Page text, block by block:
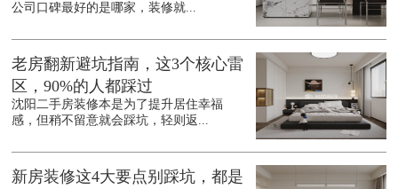
公司口碑最好的是哪家，装修就...
老房翻新避坑指南，这3个核心雷
区，90%的人都踩过
沈阳二手房装修本是为了提升居住幸福
感，但稍不留意就会踩坑，轻则返...
新房装修这4大要点别踩坑，都是